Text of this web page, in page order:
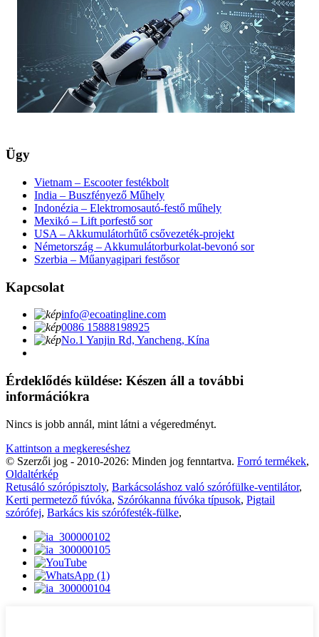
Ügy
Vietnam – Escooter festékbolt
India – Buszfényező Műhely
Indonézia – Elektromosautó-festő műhely
Mexikó – Lift porfestő sor
USA – Akkumulátorhűtő csővezeték-projekt
Németország – Akkumulátorburkolat-bevonó sor
Szerbia – Műanyagipari festősor
Kapcsolat
info@ecoatingline.com
0086 15888198925
No.1 Yanjin Rd, Yancheng, Kína
Érdeklődés küldése: Készen áll a további
információkra
Nincs is jobb annál, mint látni a végeredményt.
Kattintson a megkereséshez
© Szerzői jog - 2010-2026: Minden jog fenntartva. Forró termékek,
Oldaltérkép
Retusáló szórópisztoly, Barkácsoláshoz való szórófülke-ventilátor,
Kerti permetező fúvóka, Szórókanna fúvóka típusok, Pigtail
szórófej, Barkács kis szórófesték-fülke,